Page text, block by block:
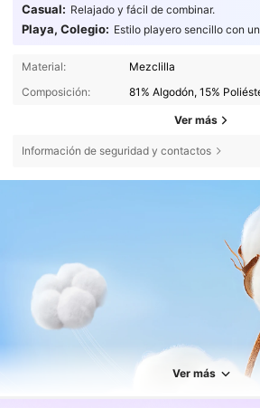
Casual: Relajado y fácil de combinar.
Playa, Colegio: Estilo playero sencillo con
Material:
Mezclilla
Composición:
81% Algodón, 15%
Ver más
Información de seguridad y contactos
Ver más
402K Seguidores